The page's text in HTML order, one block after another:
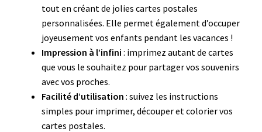
tout en créant de jolies cartes postales
personnalisées. Elle permet également d’occuper
joyeusement vos enfants pendant les vacances !
Impression à l’infini : imprimez autant de cartes
que vous le souhaitez pour partager vos souvenirs
avec vos proches.
Facilité d’utilisation : suivez les instructions
simples pour imprimer, découper et colorier vos
cartes postales.